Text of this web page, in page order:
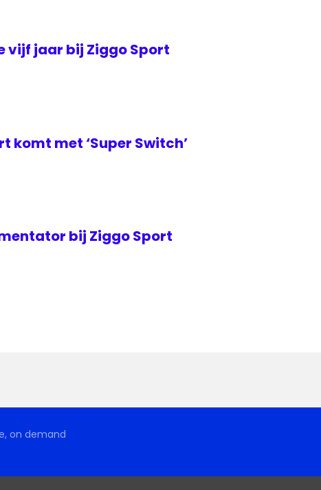
vijf jaar bij Ziggo Sport
komt met ‘Super Switch’
bij Ziggo Sport
on demand